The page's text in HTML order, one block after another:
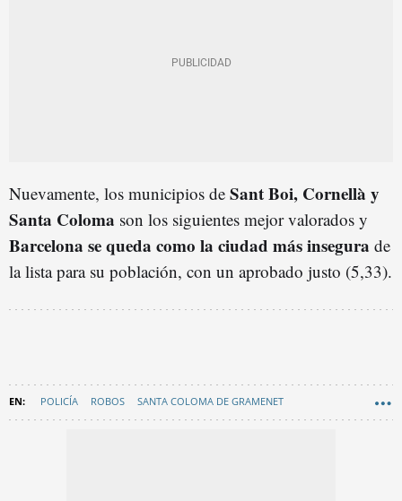
Nuevamente, los municipios de Sant Boi, Cornellà y
Santa Coloma son los siguientes mejor valorados y
Barcelona se queda como la ciudad más insegura de
la lista para su población, con un aprobado justo (5,33).
POLICÍA ROBOS SANTA COLOMA DE GRAMENET